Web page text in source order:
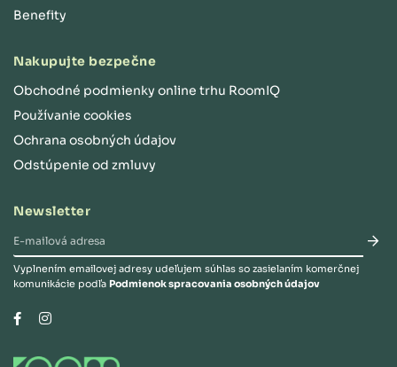
Benefity
Nakupujte bezpečne
Obchodné podmienky online trhu RoomIQ
Používanie cookies
Ochrana osobných údajov
Odstúpenie od zmluvy
Newsletter
Vyplnením emailovej adresy udeľujem súhlas so zasielaním komerčnej
komunikácie podľa Podmienok spracovania osobných údajov
FacebookInstagram